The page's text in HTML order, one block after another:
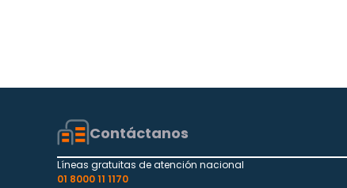
Contáctanos
Líneas gratuitas de atención nacional
01 8000 11 1170